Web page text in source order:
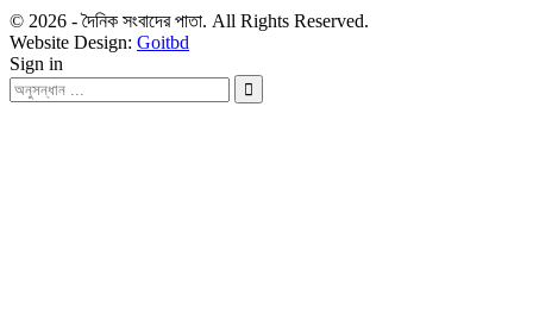
© 2026 - দৈনিক সংবাদের পাতা. All Rights Reserved.
Website Design: Goitbd
Sign in